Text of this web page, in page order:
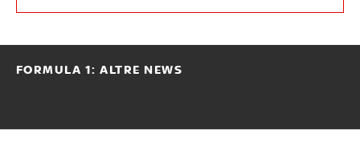
FORMULA 1: ALTRE NEWS